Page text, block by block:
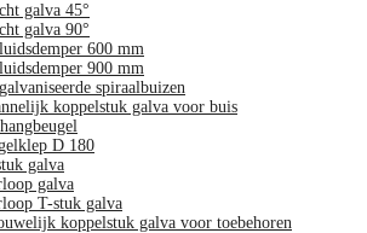
galva 45°
galva 90°
600 mm
900 mm
spiraalbuizen
koppelstuk galva voor buis
D 180
galva
galva
T-stuk galva
koppelstuk galva voor toebehoren